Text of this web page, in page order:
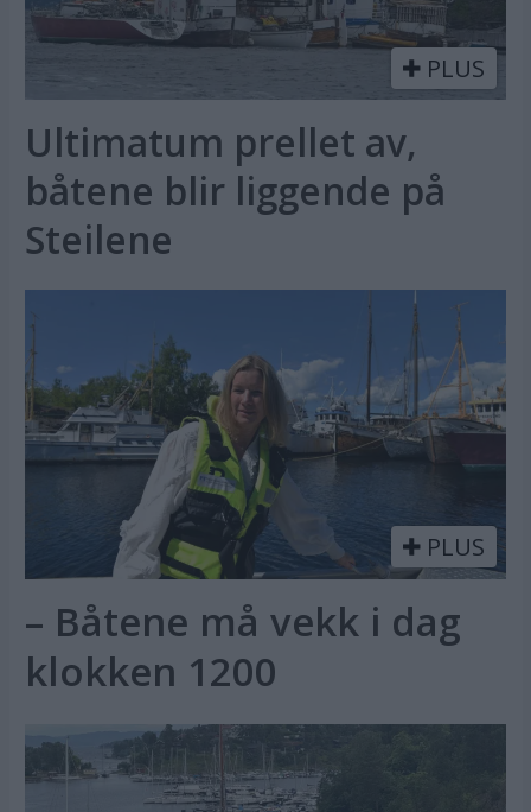
PLUS
Ultimatum prellet av,
båtene blir liggende på
Steilene
PLUS
– Båtene må vekk i dag
klokken 1200